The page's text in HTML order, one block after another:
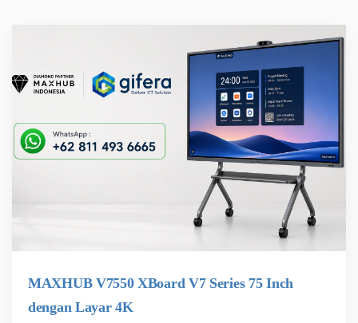
MAXHUB V7550 XBoard V7 Series 75 Inch
dengan Layar 4K